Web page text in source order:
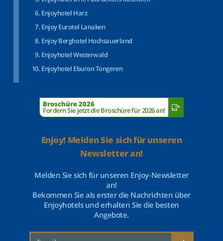
Enjoyhotel Harz
Enjoy Eurotel Lanaken
Enjoy Berghotel Hochsauerland
Enjoyhotel Westerwald
Enjoyhotel Eburon Tongeren
Broschüre 2026
Fordern Sie jetzt die Broschüre für 2026 an!
Enjoy! Melden Sie sich für unseren
Newsletter an!
Melden Sie sich für unseren Enjoy-Newsletter
an!
Bekommen Sie als erster die Nachrichten über
Enjoyhotels und erhalten Sie die besten
Angebote.